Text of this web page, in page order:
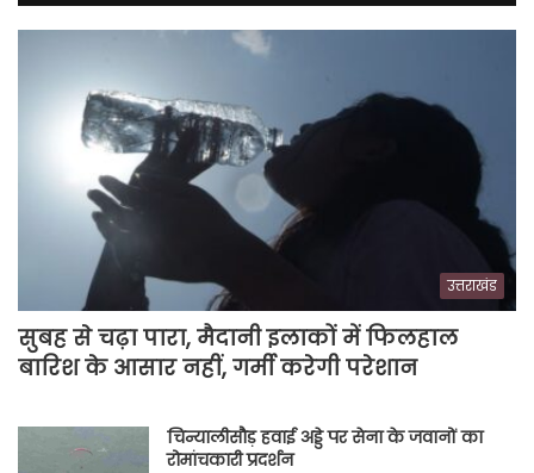
उत्तराखंड
सुबह से चढ़ा पारा, मैदानी इलाकों में फिलहाल
बारिश के आसार नहीं, गर्मी करेगी परेशान
चिन्यालीसौड़ हवाई अड्डे पर सेना के जवानों का
रोमांचकारी प्रदर्शन